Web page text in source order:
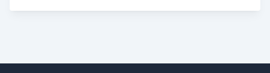
5 10 15 20 25 30